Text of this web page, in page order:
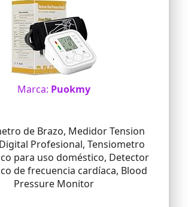
Marca: Puokmy
de Brazo, Medidor Tension
Profesional, Tensiometro
para uso doméstico, Detector
de frecuencia cardíaca, Blood
Pressure Monitor